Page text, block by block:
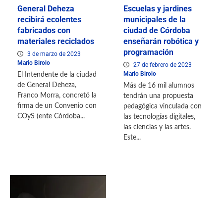
General Deheza
recibirá ecolentes
fabricados con
materiales reciclados
3 de marzo de 2023
Mario Birolo
El Intendente de la ciudad
de General Deheza,
Franco Morra, concretó la
firma de un Convenio con
COyS (ente Córdoba...
Escuelas y jardines
municipales de la
ciudad de Córdoba
enseñarán robótica y
programación
27 de febrero de 2023
Mario Birolo
Más de 16 mil alumnos
tendrán una propuesta
pedagógica vinculada con
las tecnologías digitales,
las ciencias y las artes.
Este...